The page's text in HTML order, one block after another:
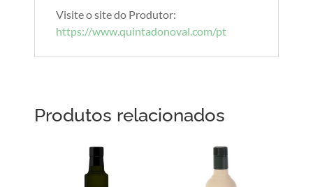
Visite o site do Produtor:
https://www.quintadonoval.com/pt
Produtos relacionados